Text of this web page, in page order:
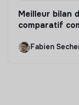
Meilleur bilan
comparatif
Fabien